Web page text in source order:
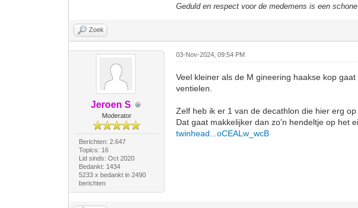
Geduld en respect voor de medemens is een
Zoek
Jeroen S
Moderator
Berichten: 2.647
Topics: 16
Lid sinds: Oct 2020
Bedankt: 1434
5233 x bedankt in 2490
berichten
03-Nov-2024, 09:54 PM
Veel kleiner als de M gineering haakse kop gaat
ventielen.
Zelf heb ik er 1 van de decathlon die hier erg
Dat gaat makkelijker dan zo'n hendeltje op het
twinhead...oCEALw_wcB